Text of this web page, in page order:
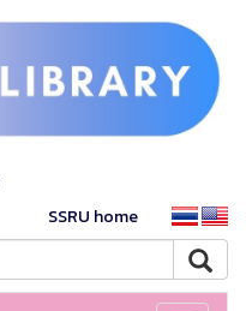
SSRU home